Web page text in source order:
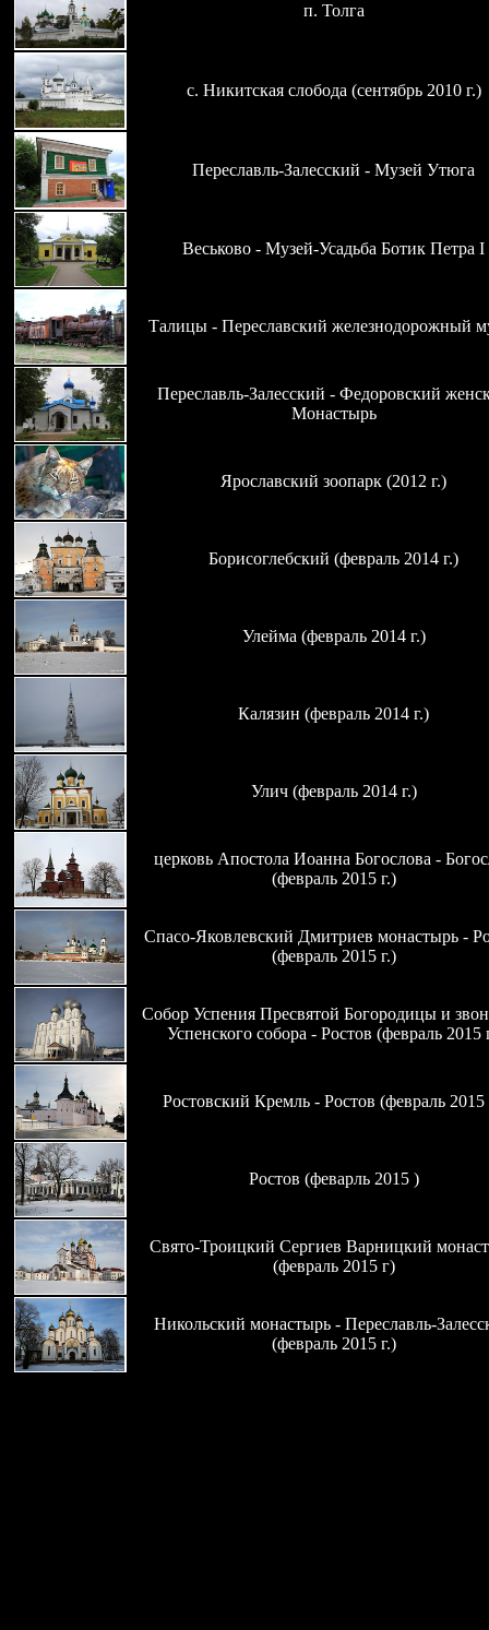
п. Толга
с. Никитская слобода (сентябрь 2010 г.)
Переславль-Залесский - Музей Утюга
Веськово - Музей-Усадьба Ботик Петра I
Талицы - Переславский железнодорожный
Переславль-Залесский - Федоровский
Монастырь
Ярославский зоопарк (2012 г.)
Борисоглебский (февраль 2014 г.)
Улейма (февраль 2014 г.)
Калязин (февраль 2014 г.)
Улич (февраль 2014 г.)
церковь Апостола Иоанна Богослова -
(февраль 2015 г.)
Спасо-Яковлевский Дмитриев монастырь -
(февраль 2015 г.)
Собор Успения Пресвятой Богородицы и
Успенского собора - Ростов (февраль 2015
Ростовский Кремль - Ростов (февраль 2015
Ростов (феварль 2015 )
Свято-Троицкий Сергиев Варницкий
(февраль 2015 г)
Никольский монастырь - Переславль-
(февраль 2015 г.)